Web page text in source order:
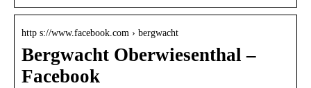
http s://www.facebook.com › bergwacht
Bergwacht Oberwiesenthal –
Facebook